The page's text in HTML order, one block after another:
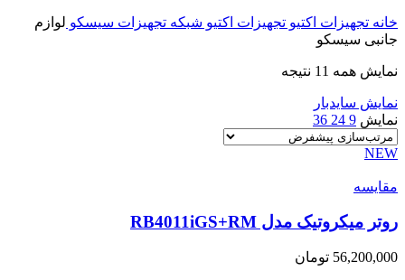
خانه تجهیزات اکتیو تجهیزات اکتیو شبکه تجهیزات سیسکو لوازم
جانبی سیسکو
نمایش همه 11 نتیجه
نمایش سایدبار
نمایش 9
24
36
NEW
مقایسه
روتر میکروتیک مدل RB4011iGS+RM
56,200,000 تومان